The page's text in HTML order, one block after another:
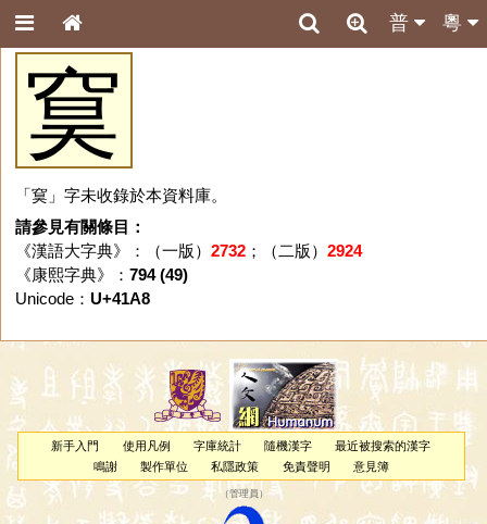
粵
普
䆨
「䆨」字未收錄於本資料庫。
請參見有關條目：
《漢語大字典》：（一版） 2732；（二版） 2924
《康熙字典》： 794 (49)
Unicode： U+41A8
新手入門 使用凡例 字庫統計 隨機漢字
最近被搜索的漢字
鳴謝
製作單位 私隱政策 免責聲明 意見簿
（管理員 ）